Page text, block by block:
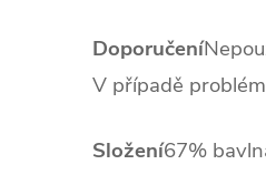
Doporučení
V případě
Složení67%